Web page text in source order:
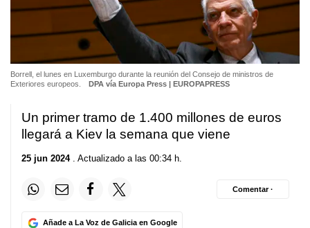
Borrell, el lunes en Luxemburgo durante la reunión del Consejo de ministros de
Exteriores europeos.
DPA vía Europa Press | EUROPAPRESS
Un primer tramo de 1.400 millones de euros
llegará a Kiev la semana que viene
25 jun 2024. Actualizado a las 00:34 h.
Añade a La Voz de Galicia en Google
Comentar ·